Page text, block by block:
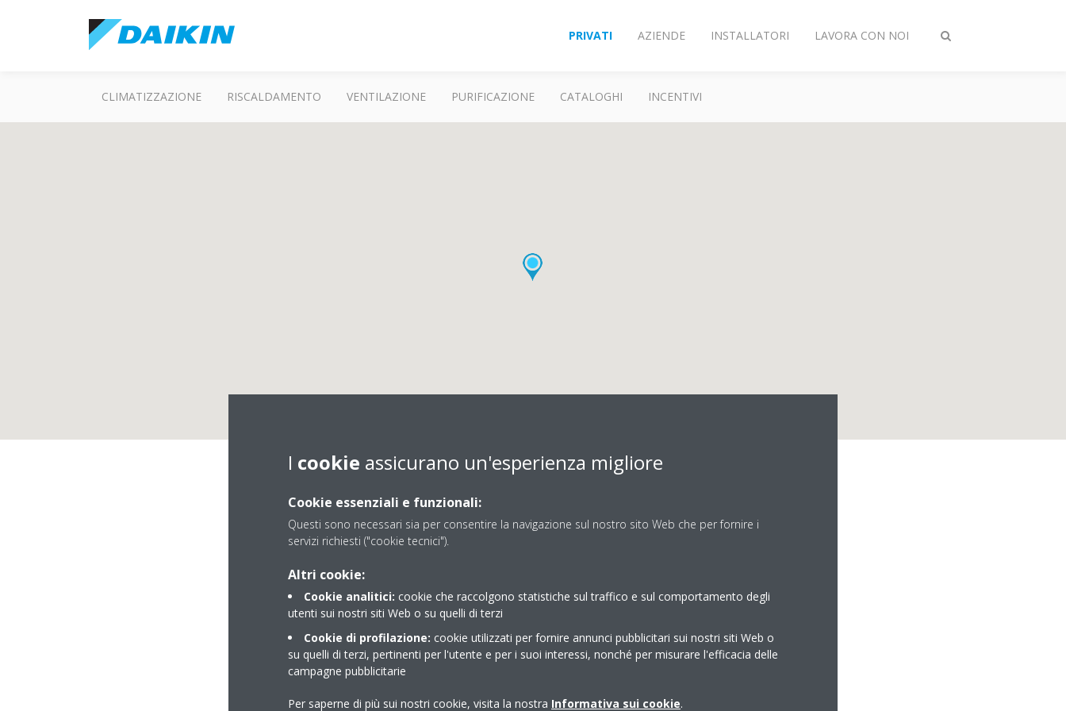
Attiva/disattiva
PRIVATI AZIENDE INSTALLATORI LAVORA CON NOI
CLIMATIZZAZIONE RISCALDAMENTO VENTILAZIONE PURIFICAZIONE CATALOGHI INCENTIVI
TERMOTECNICA SEBINA SRL
I cookie assicurano un'esperienza migliore
Cookie essenziali e funzionali:
Questi sono necessari sia per consentire la navigazione sul nostro sito Web che per fornire i
servizi richiesti ("cookie tecnici").
Altri cookie:
Cookie analitici: cookie che raccolgono statistiche sul traffico e sul comportamento degli
utenti sui nostri siti Web o su quelli di terzi
Cookie di profilazione: cookie utilizzati per fornire annunci pubblicitari sui nostri siti Web o
su quelli di terzi, pertinenti per l'utente e per i suoi interessi, nonché per misurare l'efficacia delle
campagne pubblicitarie
Per saperne di più sui nostri cookie, visita la nostra Informativa sui cookie.